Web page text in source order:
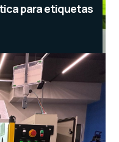
para etiquetas